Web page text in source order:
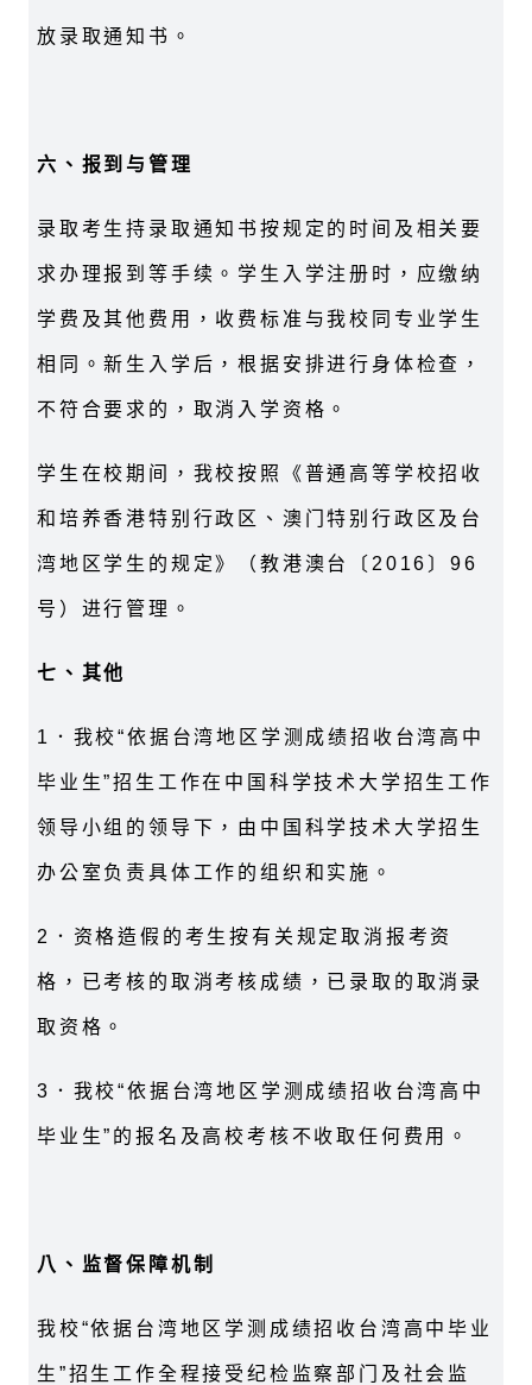
放录取通知书。
六、报到与管理
录取考生持录取通知书按规定的时间及相关要
求办理报到等手续。学生入学注册时，应缴纳
学费及其他费用，收费标准与我校同专业学生
相同。新生入学后，根据安排进行身体检查，
不符合要求的，取消入学资格。
学生在校期间，我校按照《普通高等学校招收
和培养香港特别行政区、澳门特别行政区及台
湾地区学生的规定》（教港澳台〔 2016 〕96
号）进行管理。
七、其他
1 ．我校“依据台湾地区学测成绩招收台湾高中
毕业生”招生工作在中国科学技术大学招生工作
领导小组的领导下，由中国科学技术大学招生
办公室负责具体工作的组织和实施。
2 ．资格造假的考生按有关规定取消报考资
格，已考核的取消考核成绩，已录取的取消录
取资格。
3 ．我校“依据台湾地区学测成绩招收台湾高中
毕业生”的报名及高校考核不收取任何费用。
八、监督保障机制
我校“依据台湾地区学测成绩招收台湾高中毕业
生”招生工作全程接受纪检监察部门及社会监